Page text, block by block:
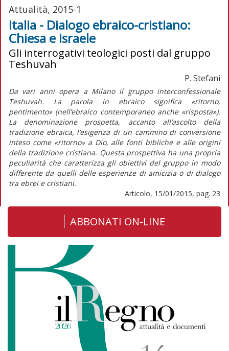
Attualità, 2015-1
Italia - Dialogo ebraico-cristiano:
Chiesa e Israele
Gli interrogativi teologici posti dal gruppo
Teshuvah
P. Stefani
Da vari anni opera a Milano il gruppo interconfessionale
Teshuvah. La parola in ebraico significa «ritorno,
pentimento» (nell’ebraico contemporaneo anche «risposta»).
La denominazione prospetta, accanto all’ascolto della
tradizione ebraica, l’esigenza di un cammino di conversione
inteso come «ritorno» a Dio, alle fonti bibliche e alle origini
della tradizione cristiana. Questa prospettiva ha una propria
peculiarità che caratterizza gli obiettivi del gruppo in modo
differente da quelli delle esperienze di amicizia o di dialogo
tra ebrei e cristiani.
Articolo, 15/01/2015, pag. 23
ABBONATI ON-LINE